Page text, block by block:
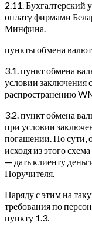
2.11. Бухгалтерский
оплату фирмами
Минфина.
пункты обмена валют
3.1. пункт обмена
условии заключения
распространению
3.2. пункт обмена
при условии
погашении. По сути,
исходя из этого
— дать клиенту
Поручителя.
Наряду с этим на
требования по
пункту 1.3.